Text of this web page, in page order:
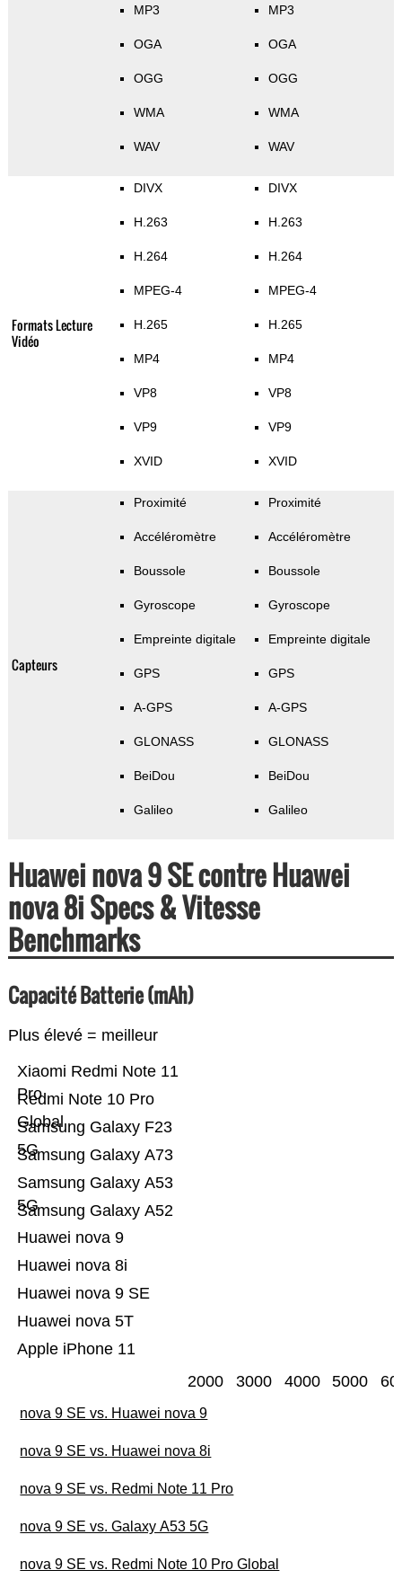
MP3
OGA
OGG
WMA
WAV
MP3
OGA
OGG
WMA
WAV
Formats Lecture
Vidéo
DIVX
H.263
H.264
MPEG-4
H.265
MP4
VP8
VP9
XVID
DIVX
H.263
H.264
MPEG-4
H.265
MP4
VP8
VP9
XVID
Capteurs
Proximité
Accéléromètre
Boussole
Gyroscope
Empreinte digitale
GPS
A-GPS
GLONASS
BeiDou
Galileo
Proximité
Accéléromètre
Boussole
Gyroscope
Empreinte digitale
GPS
A-GPS
GLONASS
BeiDou
Galileo
Huawei nova 9 SE contre Huawei
nova 8i Specs & Vitesse
Benchmarks
Capacité Batterie (mAh)
Plus élevé = meilleur
Apple iPhone 11
Huawei nova 5T
Huawei nova 9 SE
Huawei nova 8i
Huawei nova 9
Samsung Galaxy A52
Samsung Galaxy A53
5G
Samsung Galaxy A73
Samsung Galaxy F23
5G
Redmi Note 10 Pro
Global
Xiaomi Redmi Note 11
Pro
2000 3000 4000 5000
nova 9 SE vs. Huawei nova 9
nova 9 SE vs. Huawei nova 8i
nova 9 SE vs. Redmi Note 11 Pro
nova 9 SE vs. Galaxy A53 5G
nova 9 SE vs. Redmi Note 10 Pro Global